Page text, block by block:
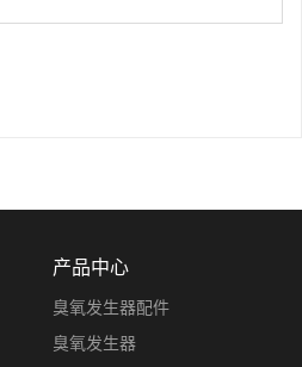
产品中心
臭氧发生器配件
臭氧发生器